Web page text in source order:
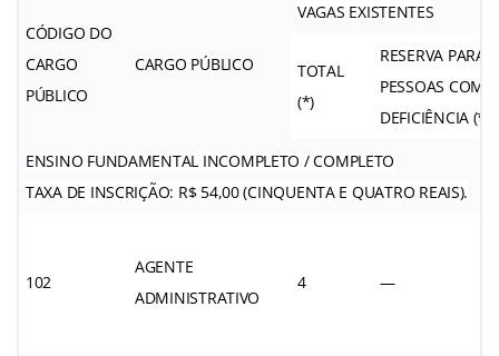
CÓDIGO DO
CARGO
PÚBLICO
CARGO PÚBLICO
VAGAS EXISTENTES
TOTAL
(*)
RESERVA PARA
PESSOAS COM
DEFICIÊNCIA (**)
ENSINO FUNDAMENTAL INCOMPLETO / COMPLETO
TAXA DE INSCRIÇÃO: R$ 54,00 (CINQUENTA E QUATRO REAIS).
102
AGENTE
ADMINISTRATIVO
4 —